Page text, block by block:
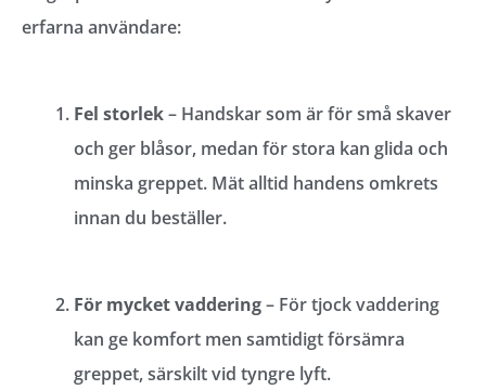
erfarna användare:
Fel storlek– Handskar som är för små skaver
och ger blåsor, medan för stora kan glida och
minska greppet. Mät alltid handens omkrets
innan du beställer.
För mycket vaddering– För tjock vaddering
kan ge komfort men samtidigt försämra
greppet, särskilt vid tyngre lyft.